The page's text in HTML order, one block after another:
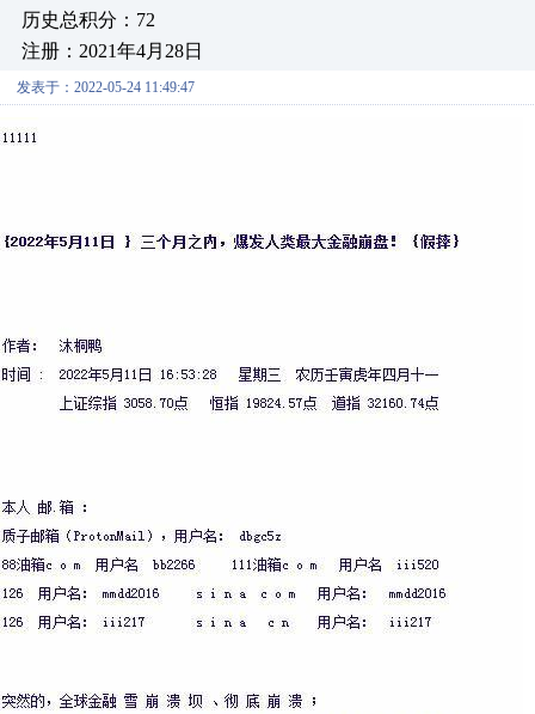
历史总积分：72
注册：2021年4月28日
发表于：2022-05-24 11:49:47